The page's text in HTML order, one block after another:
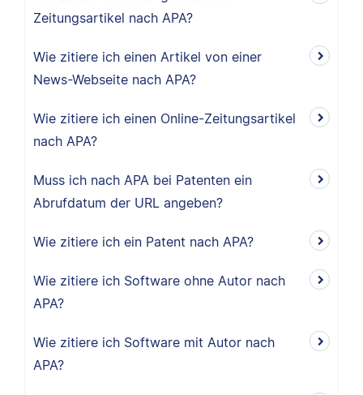
Zeitungsartikel nach APA?
Wie zitiere ich einen Artikel von einer
News-Webseite nach APA?
Wie zitiere ich einen Online-Zeitungsartikel
nach APA?
Muss ich nach APA bei Patenten ein
Abrufdatum der URL angeben?
Wie zitiere ich ein Patent nach APA?
Wie zitiere ich Software ohne Autor nach
APA?
Wie zitiere ich Software mit Autor nach
APA?